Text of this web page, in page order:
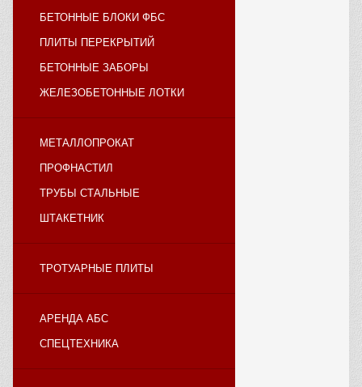
БЕТОННЫЕ БЛОКИ ФБС
ПЛИТЫ ПЕРЕКРЫТИЙ
БЕТОННЫЕ ЗАБОРЫ
ЖЕЛЕЗОБЕТОННЫЕ ЛОТКИ
МЕТАЛЛОПРОКАТ
ПРОФНАСТИЛ
ТРУБЫ СТАЛЬНЫЕ
ШТАКЕТНИК
ТРОТУАРНЫЕ ПЛИТЫ
АРЕНДА АБС
СПЕЦТЕХНИКА